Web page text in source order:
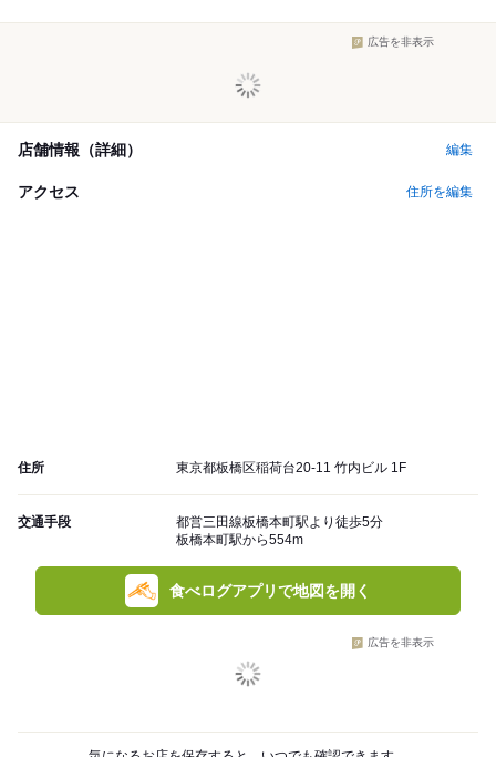
広告を非表示
店舗情報（詳細） 編集
アクセス 住所を編集
住所 東京都板橋区稲荷台20-11 竹内ビル 1F
交通手段
都営三田線板橋本町駅より徒歩5分
板橋本町駅から554m
食べログアプリで地図を開く
広告を非表示